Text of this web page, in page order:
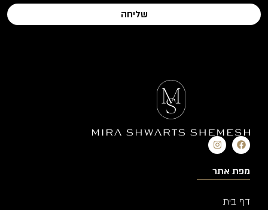
שליחה
מפת אתר
דף בית